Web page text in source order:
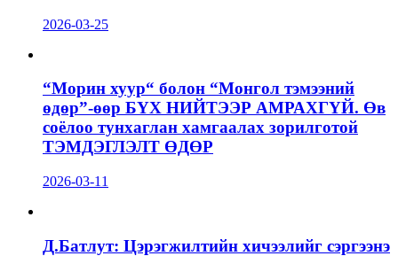
2026-03-25
“Морин хуур“ болон “Монгол тэмээний
өдөр”-өөр БҮХ НИЙТЭЭР АМРАХГҮЙ. Өв
соёлоо тунхаглан хамгаалах зорилготой
ТЭМДЭГЛЭЛТ ӨДӨР
2026-03-11
Д.Батлут: Цэрэгжилтийн хичээлийг сэргээнэ